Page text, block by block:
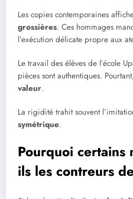
Les copies contemporaines
grossières. Ces hommages
l’exécution délicate propre aux
Le travail des élèves de l’école
pièces sont authentiques.
valeur.
La rigidité trahit souvent
symétrique.
Pourquoi certains
ils les contreurs